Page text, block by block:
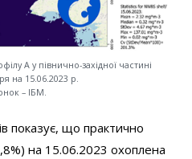
А у півнично-західної частині
на 15.06.2023 р.
– ІБМ.
показує, що практично
на 15.06.2023 охоплена